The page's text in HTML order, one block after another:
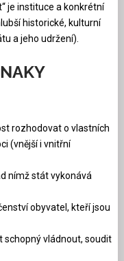
je instituce a konkrétní
historické, kulturní
a jeho udržení).
rozhodovat o vlastních
(vnější i vnitřní
nímž stát vykonává
obyvatel, kteří jsou
schopný vládnout, soudit